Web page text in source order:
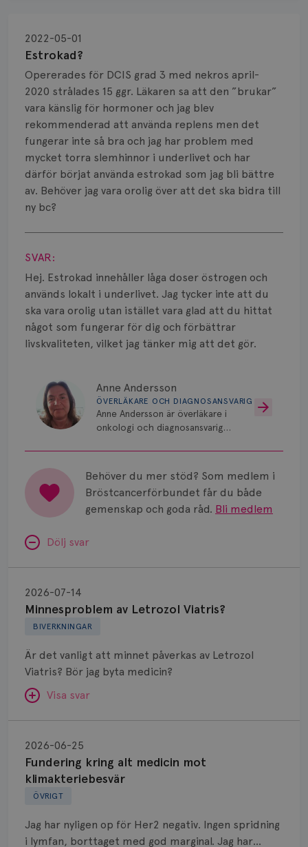
Estrokad?
2022-05-01
Opererades för DCIS grad 3 med nekros april-
2020 strålades 15 ggr. Läkaren sa att den ”brukar”
vara känslig för hormoner och jag blev
rekommenderad att använda replens men det
fungerar inte så bra och jag har problem med
mycket torra slemhinnor i underlivet och har
därför börjat använda estrokad som jag bli bättre
av. Behöver jag vara orolig över att det ska bidra till
ny bc?
Visa svar
SVAR:
Hej. Estrokad innehåller låga doser östrogen och
används lokalt i underlivet. Jag tycker inte att du
ska vara orolig utan istället vara glad att du hittat
något som fungerar för dig och förbättrar
livskvaliteten, vilket jag tänker mig att det gör.
Anne Andersson
ÖVERLÄKARE OCH DIAGNOSANSVARIG
Anne Andersson är överläkare i
onkologi och diagnosansvarig
Universitetssjukhus i Umeå.
Behöver du mer stöd? Som medlem i
Bröstcancerförbundet får du både
gemenskap och goda råd. Bli medlem
Dölj svar
BIVERKNINGAR
Minnesproblem av Letrozol Viatris?
2026-07-14
Är det vanligt att minnet påverkas av Letrozol
Viatris? Bör jag byta medicin?
Visa svar
SVAR:
Hej. Oavsett vilken hormonsänkande behandling
(men även cytostatika) man får så kan en del
uppleva negativ påverkan på minnet. Prata din
märke eller annan aromatashämmare. Det kan ofta
Letrozol
Viatris?
ÖVRIGT
Fundering kring alt medicin mot
klimakteriebesvär
2026-06-25
Jag har nyligen op för Her2 negativ. Ingen spridning
i lymfan, borttaget med god marginal. Jag har
kring
medicin
Biopsi
Biverkningar
Bröstvårta
Knöl
Läkemedel
Typ av bröstcancer
Smärta
Prognos
Risker
Spridd bröstcancer
Strålning
Vätska